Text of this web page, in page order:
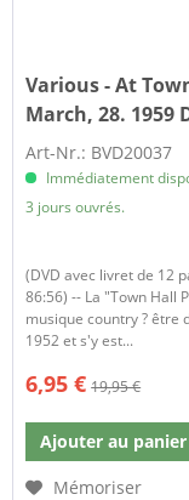
Various - At
March, 28. 1959
Art-Nr.: BVD20037
Immédiatement
3 jours ouvrés.
(DVD avec livret de 12
86:56) -- La "Town Hall
musique country ? être
1952 et s'y est...
6,95 € 19,95 €
Ajouter au panier
Mémoriser